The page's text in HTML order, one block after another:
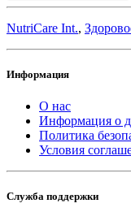
NutriCare Int.,
Информация
О нас
Информация о
Политика
Условия
Служба поддержки